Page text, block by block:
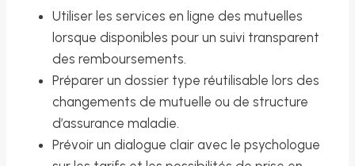
Utiliser les services en ligne des mutuelles
lorsque disponibles pour un suivi transparent
des remboursements.
Préparer un dossier type réutilisable lors des
changements de mutuelle ou de structure
d’assurance maladie.
Prévoir un dialogue clair avec le psychologue